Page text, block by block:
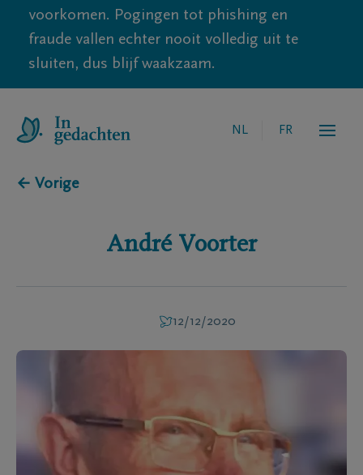
voorkomen. Pogingen tot phishing en
fraude vallen echter nooit volledig uit te
sluiten, dus blijf waakzaam.
NL FR
← Vorige
André Voorter
12/12/2020